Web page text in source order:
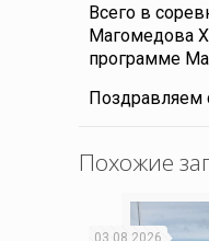
Всего в
Магомедова
программе
Поздравляем
Похожие
03.08.2026